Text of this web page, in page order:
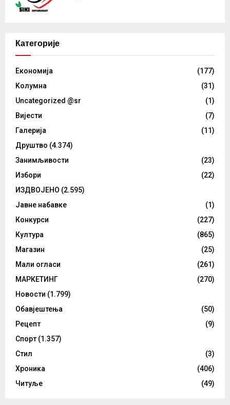
Категорије
Eкономија
(177)
Kолумнa
(31)
Uncategorized @sr
(1)
Вијести
(7)
Галерија
(11)
Друштво (4.374)
Занимљивости
(23)
Избори
(22)
ИЗДВОЈЕНО (2.595)
Јавне набавке
(1)
Конкурси
(227)
Култура
(865)
Магазин
(25)
Мали огласи
(261)
МАРКЕТИНГ
(270)
Новости (1.799)
Обавјештења
(50)
Рецепт
(9)
Спорт (1.357)
Стил
(3)
Хроника
(406)
Читуље
(49)